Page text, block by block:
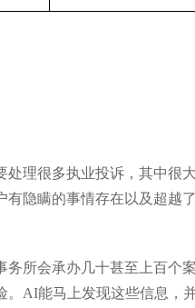
处理很多执业投诉，其中
有隐瞒的事情存在以及超越
务所会承办几十甚至上百个
AI能马上发现这些信息，并